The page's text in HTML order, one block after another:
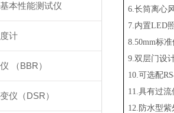
本性能测试仪
计
（BBR）
仪（DSR）
6.长筒离心
7.内置LED
8.50mm标
9.双层门设
10.可选配
11.具有过
12.防水型